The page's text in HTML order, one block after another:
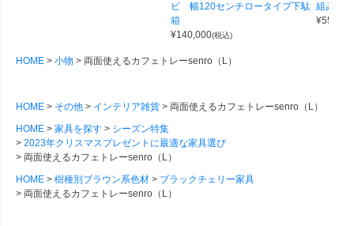
ビ 幅120センチロータイプ下駄
箱
¥140,000(税込)
組み合
¥55,000
HOME 小物 両面使えるカフェトレーsenro（L）
HOME その他 インテリア雑貨
両面使えるカフェトレーsenro（L）
HOME
家具を探す
シーズン特集
2023年クリスマスプレゼントに最適な家具選び
両面使えるカフェトレーsenro（L）
HOME
樹種別ブラウン系色材
ブラックチェリー家具
両面使えるカフェトレーsenro（L）